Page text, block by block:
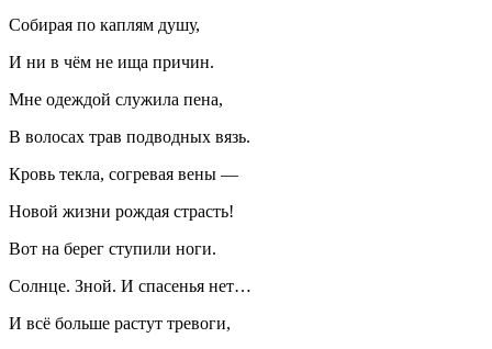
Собирая по каплям душу,
И ни в чём не ища причин.
Мне одеждой служила пена,
В волосах трав подводных вязь.
Кровь текла, согревая вены —
Новой жизни рождая страсть!
Вот на берег ступили ноги.
Солнце. Зной. И спасенья нет…
И всё больше растут тревоги,